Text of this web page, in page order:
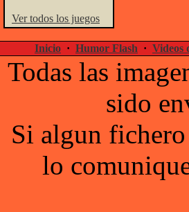
Ver todos los juegos
Inicio · Humor Flash · Videos
Todas las
sido
Si algun
lo